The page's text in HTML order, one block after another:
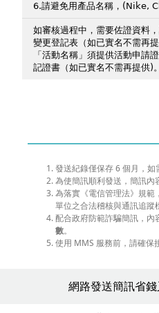
6.請避免用產品名稱，(Nike,
如審核過程中，需要佐證資料
變更登記表（如已實名不需再
「活動名稱」須提供活動申請
記證書（如已實名不需再提供)。
發送紀錄僅保存 6 個月，
為使簡訊順利發送，簡訊內
為落實《電信管理法》規範
單位之合法稽核與通訊追蹤
配合政府防範詐騙簡訊，內
數。
使用 MMS 服務前，請確保
網路發送簡訊省